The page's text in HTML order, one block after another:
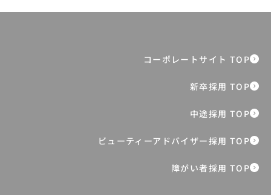
入社5年目で副編集長に抜擢。120万人の
ーケティングの本質とは
障がい者採用 TOP